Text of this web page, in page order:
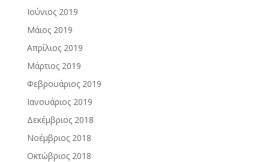
Ιούνιος 2019
Μάιος 2019
Απρίλιος 2019
Μάρτιος 2019
Φεβρουάριος 2019
Ιανουάριος 2019
Δεκέμβριος 2018
Νοέμβριος 2018
Οκτώβριος 2018